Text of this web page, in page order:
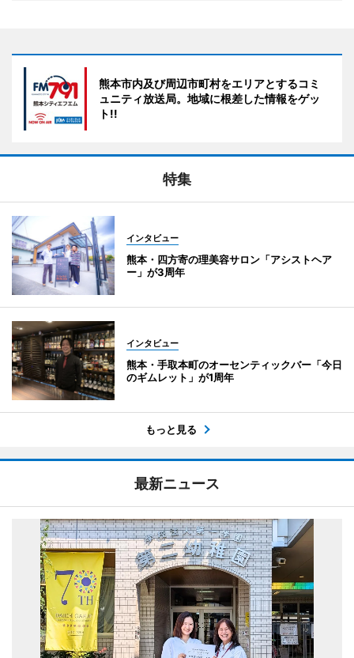
熊本市内及び周辺市町村をエリアとするコミ
ュニティ放送局。地域に根差した情報をゲッ
ト!!
特集
インタビュー
熊本・四方寄の理美容サロン「アシストヘア
ー」が3周年
インタビュー
熊本・手取本町のオーセンティックバー「今日
のギムレット」が1周年
もっと見る
最新ニュース